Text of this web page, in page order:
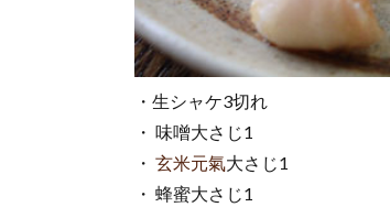
・生シャケ3切れ
・ 味噌大さじ1
・ 玄米元氣大さじ1
・ 蜂蜜大さじ1